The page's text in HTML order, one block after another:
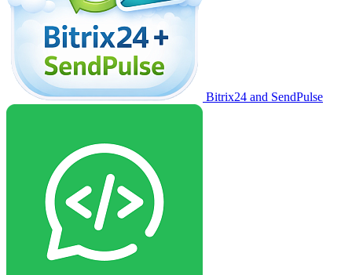
Bitrix24 and SendPulse